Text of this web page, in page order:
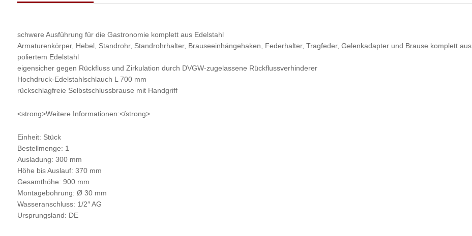
schwere Ausführung für die Gastronomie komplett aus Edelstahl
Armaturenkörper, Hebel, Standrohr, Standrohrhalter, Brauseeinhängehaken, Federhalter, Tragfeder, Gelenkadapter und Brause komplett aus
poliertem Edelstahl
eigensicher gegen Rückfluss und Zirkulation durch DVGW-zugelassene Rückflussverhinderer
Hochdruck-Edelstahlschlauch L 700 mm
rückschlagfreie Selbstschlussbrause mit Handgriff
<strong>Weitere Informationen:</strong>
Einheit: Stück
Bestellmenge: 1
Ausladung: 300 mm
Höhe bis Auslauf: 370 mm
Gesamthöhe: 900 mm
Montagebohrung: Ø 30 mm
Wasseranschluss: 1/2″ AG
Ursprungsland: DE